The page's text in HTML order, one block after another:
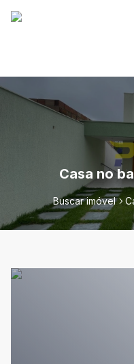
Casa no
Buscar imóvel